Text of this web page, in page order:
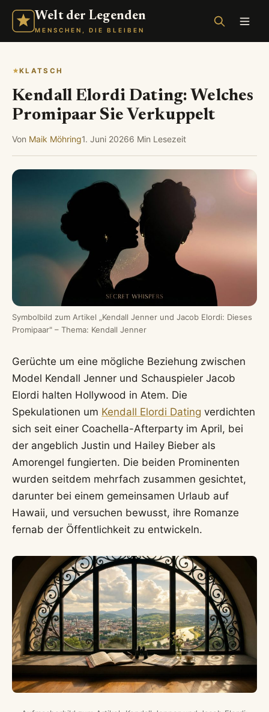
Welt der Legenden
MENSCHEN, DIE BLEIBEN
KLATSCH
Kendall Elordi Dating: Welches
Promipaar Sie Verkuppelt
Von Maik Möhring1. Juni 20266 Min Lesezeit
Symbolbild zum Artikel „Kendall Jenner und Jacob Elordi: Dieses
Promipaar" – Thema: Kendall Jenner
Gerüchte um eine mögliche Beziehung zwischen
Model Kendall Jenner und Schauspieler Jacob
Elordi halten Hollywood in Atem. Die
Spekulationen um Kendall Elordi Dating verdichten
sich seit einer Coachella-Afterparty im April, bei
der angeblich Justin und Hailey Bieber als
Amorengel fungierten. Die beiden Prominenten
wurden seitdem mehrfach zusammen gesichtet,
darunter bei einem gemeinsamen Urlaub auf
Hawaii, und versuchen bewusst, ihre Romanze
fernab der Öffentlichkeit zu entwickeln.